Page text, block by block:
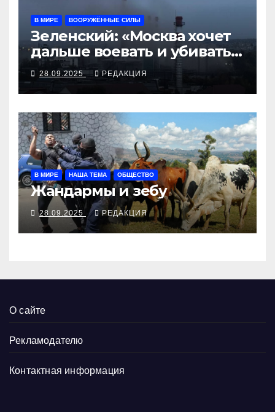
В МИРЕ ВООРУЖЁННЫЕ СИЛЫ
Зеленский: «Москва хочет
дальше воевать и убивать.
Время для твёрдой
реакции»
28.09.2025 РЕДАКЦИЯ
В МИРЕ НАША ТЕМА ОБЩЕСТВО
Жандармы и зебу
28.09.2025 РЕДАКЦИЯ
О сайте
Рекламодателю
Контактная информация